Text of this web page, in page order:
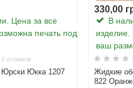
Цена за все
печать под
0 отзывов
Юкка 1207
330,00
В
ваш
Жидкие
822